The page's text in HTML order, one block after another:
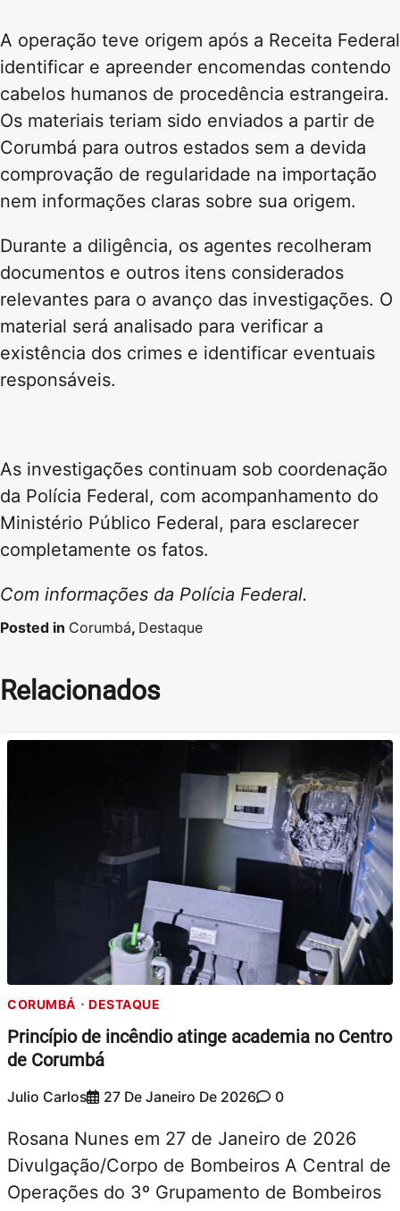
A operação teve origem após a Receita Federal
identificar e apreender encomendas contendo
cabelos humanos de procedência estrangeira.
Os materiais teriam sido enviados a partir de
Corumbá para outros estados sem a devida
comprovação de regularidade na importação
nem informações claras sobre sua origem.
Durante a diligência, os agentes recolheram
documentos e outros itens considerados
relevantes para o avanço das investigações. O
material será analisado para verificar a
existência dos crimes e identificar eventuais
responsáveis.
As investigações continuam sob coordenação
da Polícia Federal, com acompanhamento do
Ministério Público Federal, para esclarecer
completamente os fatos.
Com informações da Polícia Federal.
Posted in Corumbá, Destaque
Relacionados
CORUMBÁ DESTAQUE
Princípio de incêndio atinge academia no Centro
de Corumbá
Julio Carlos 27 De Janeiro De 2026 0
Rosana Nunes em 27 de Janeiro de 2026
Divulgação/Corpo de Bombeiros A Central de
Operações do 3º Grupamento de Bombeiros